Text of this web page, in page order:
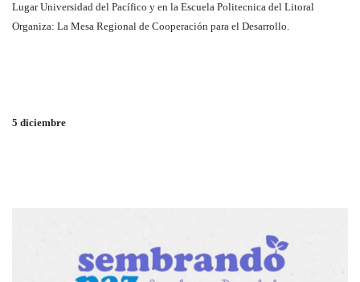
Lugar Universidad del Pacífico y en la Escuela Politecnica del Litoral
Organiza: La Mesa Regional de Cooperación para el Desarrollo.
5 diciembre